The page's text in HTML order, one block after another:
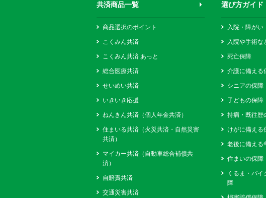
共済商品一覧
商品選択のポイント
こくみん共済
こくみん共済 あっと
総合医療共済
せいめい共済
いきいき応援
ねんきん共済（個人年金共済）
住まいる共済（火災共済・自然災害
共済）
マイカー共済（自動車総合補償共
済）
自賠責共済
交通災害共済
選び方ガイド
入院・障がい
入院や手術な
死亡保障
介護に備える
シニアの保障
子どもの保障
持病・既往歴
けがに備える
老後に備える
住まいの保障
くるま・バ
障